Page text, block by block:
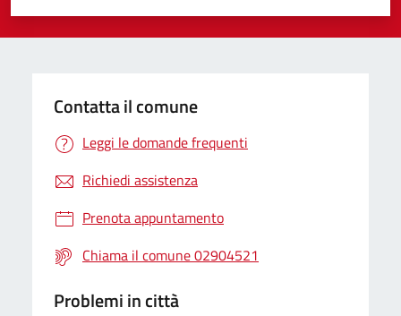
Valuta 5 stelle su 5
Valuta 4 stelle su 5
Valuta 3 stelle su 5
Valuta 2 stelle su 5
Valuta 1 stelle su 5
Contatta il comune
Leggi le domande frequenti
Richiedi assistenza
Prenota appuntamento
Chiama il comune 02904521
Problemi in città